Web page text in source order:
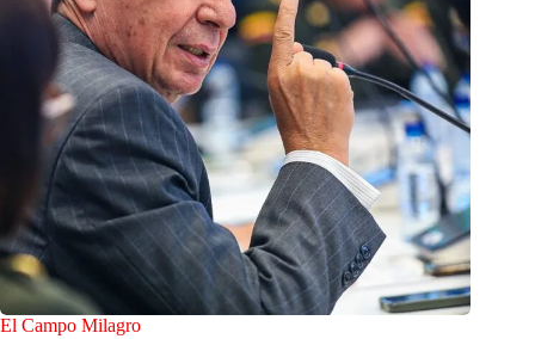
El Campo Milagro